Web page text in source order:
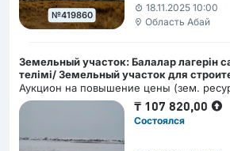
№419860
18.11.2025 10:00
Область Абай
Земельный участок: Балалар лагерін
телімі/ Земельный участок для
лагеря
Аукцион на повышение цены (зем.
₸ 107 820,00
Состоялся